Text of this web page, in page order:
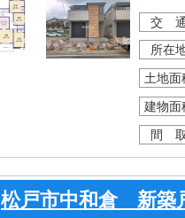
交 通
所在
土地面
建物面
間 取
松戸市中和倉 新